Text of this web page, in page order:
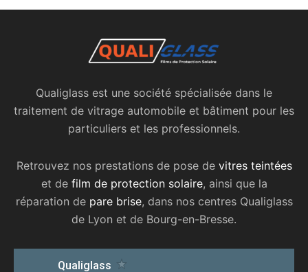
Qualiglass est une société spécialisée dans le
traitement de vitrage automobile et bâtiment pour les
particuliers et les professionnels.
Retrouvez nos prestations de pose de vitres teintées
et de film de protection solaire, ainsi que la
réparation de pare brise, dans nos centres Qualiglass
de Lyon et de Bourg-en-Bresse.